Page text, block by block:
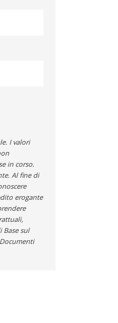
I valori
in corso.
Al fine di
erogante
Base sul